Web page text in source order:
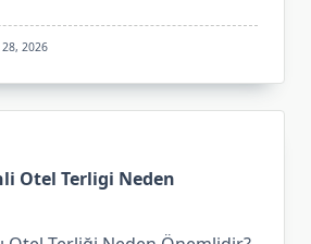
2026
Otel Terligi Neden